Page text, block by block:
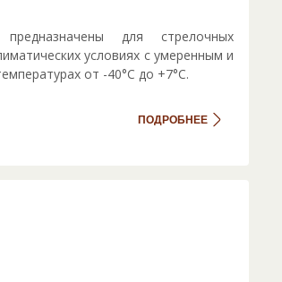
предназначены для стрелочных
условиях с умеренным и
от -40°С до +7°С.
ПОДРОБНЕЕ